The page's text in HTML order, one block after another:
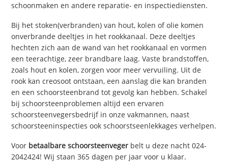
schoonmaken en andere reparatie- en inspectiediensten.
Bij het stoken(verbranden) van hout, kolen of olie komen
onverbrande deeltjes in het rookkanaal. Deze deeltjes
hechten zich aan de wand van het rookkanaal en vormen
een teerachtige, zeer brandbare laag. Vaste brandstoffen,
zoals hout en kolen, zorgen voor meer vervuiling. Uit de
rook kan creosoot ontstaan, een aanslag die kan branden
en een schoorsteenbrand tot gevolg kan hebben. Schakel
bij schoorsteenproblemen altijd een ervaren
schoorsteenvegersbedrijf in onze vakmannen, naast
schoorsteeninspecties ook schoorstseenlekkages verhelpen.
Voor betaalbare schoorsteenveger belt u deze nacht 024-
2042424! Wij staan 365 dagen per jaar voor u klaar.